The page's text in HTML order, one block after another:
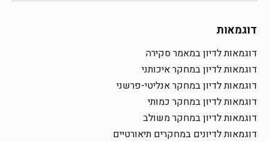
דוגמאות
דוגמאות לדיון במאמר סקירה
דוגמאות לדיון במחקר איכותני
דוגמאות לדיון במחקר אנליטי-פרשני
דוגמאות לדיון במחקר כמותי
דוגמאות לדיון במחקר משולב
דוגמאות לדיונים במחקרים תיאורטיים